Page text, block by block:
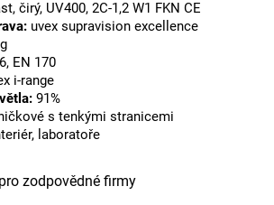
čirý, UV400, 2C-1,2 W1 FKN CE
uvex supravision excellence
EN 170
i-range
91%
s tenkými stranicemi
laboratoře
zodpovědné firmy